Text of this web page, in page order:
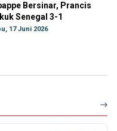
Bersinar, Prancis
Senegal 3-1
17 Juni 2026